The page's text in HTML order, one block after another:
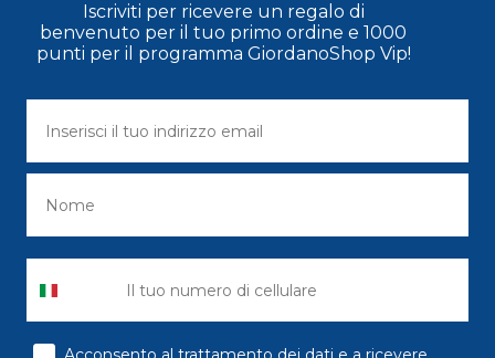
Iscriviti per ricevere un regalo di
benvenuto per il tuo primo ordine e 1000
punti per il programma GiordanoShop Vip!
consenso